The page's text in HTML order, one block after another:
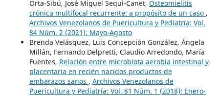
Orta-Sibú, José Miguel Sequi-Canet, Osteomielitis
crónica multifocal recurrente: a propósito de un caso ,
Archivos Venezolanos de Puericultura y Pediatría: Vol.
84 Núm. 2 (2021): Mayo-Agosto
Brenda Velásquez, Luis Concepción González, Ángela
Millán, Fernando Delpretti, Claudio Arredondo, María
Fuentes, Relación entre microbiota aerobia intestinal y
placentaria en recién nacidos productos de
embarazos sanos , Archivos Venezolanos de
Puericultura y Pediatría: Vol. 81 Núm. 1 (2018): Enero-